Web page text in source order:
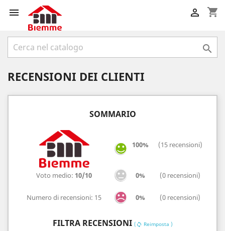
 shopping_cart


RECENSIONI DEI CLIENTI
SOMMARIO
100% (15 recensioni)
Voto medio: 10/10 0% (0 recensioni)
Numero di recensioni: 15 0% (0 recensioni)
FILTRA RECENSIONI ( sync Reimposta )